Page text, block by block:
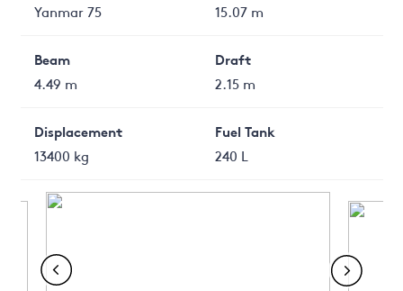
Yanmar 75
15.07 m
Beam
4.49 m
Draft
2.15 m
Displacement
13400 kg
Fuel Tank
240 L